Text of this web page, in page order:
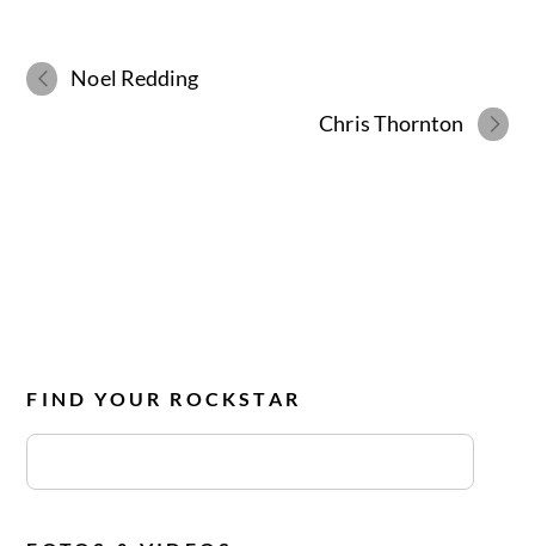
Noel Redding
Chris Thornton
FIND YOUR ROCKSTAR